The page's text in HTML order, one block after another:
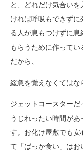
と、どれだけ気合い
ければ呼吸もできず
る人が息もつけずに
もらうために作ってい
だから、
緩急を覚えなくてはな
ジェットコースター
うじれったい時間が
す。お化け屋敷でも安
て「ばっか食い」は